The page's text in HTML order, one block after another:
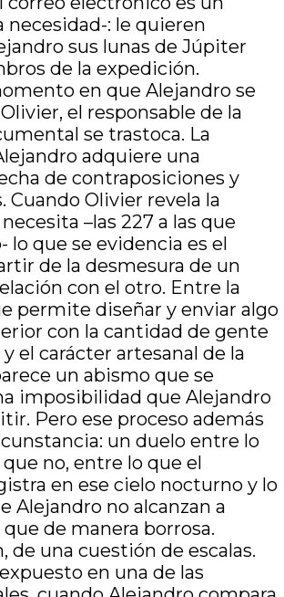
necesidad-: le quieren
sus lunas de Júpiter
de la expedición.
en que Alejandro se
el responsable de la
se trastoca. La
adquiere una
de contraposiciones y
Cuando Olivier revela la
–las 227 a las que
lo que se evidencia es el
de la desmesura de un
con el otro. Entre la
permite diseñar y enviar algo
con la cantidad de gente
el carácter artesanal de la
un abismo que se
imposibilidad que Alejandro
Pero ese proceso además
un duelo entre lo
no, entre lo que el
en ese cielo nocturno y lo
Alejandro no alcanzan a
de manera borrosa.
de una cuestión de escalas.
en una de las